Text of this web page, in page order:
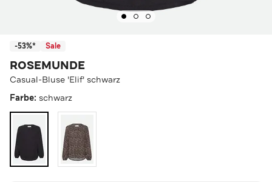
-53%* Sale
ROSEMUNDE
Casual-Bluse 'Elif' schwarz
Farbe: schwarz